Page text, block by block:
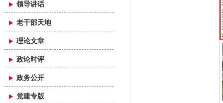
领导讲话
老干部天地
理论文章
政论时评
政务公开
党建专版